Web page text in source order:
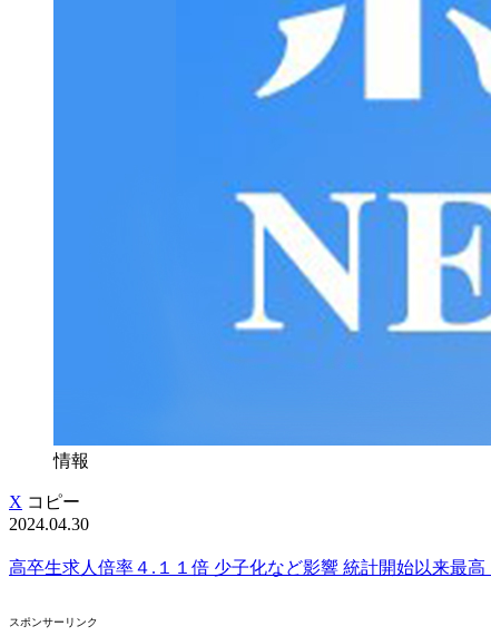
情報
X コピー
2024.04.30
高卒生求人倍率４.１１倍 少子化など影響 統計開始以来最
スポンサーリンク